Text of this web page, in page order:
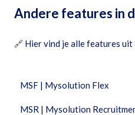
Andere features in
🔗 Hier vind je alle features uit
MSF | Mysolution Flex
Feature Packages
MSR | Mysolution